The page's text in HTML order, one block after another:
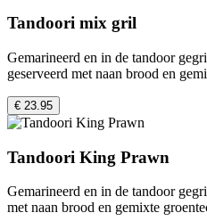
Tandoori mix gril
Gemarineerd en in de tandoor
geserveerd met naan brood en
€ 23.95
Tandoori King Prawn
Gemarineerd en in de tandoor
met naan brood en gemixte